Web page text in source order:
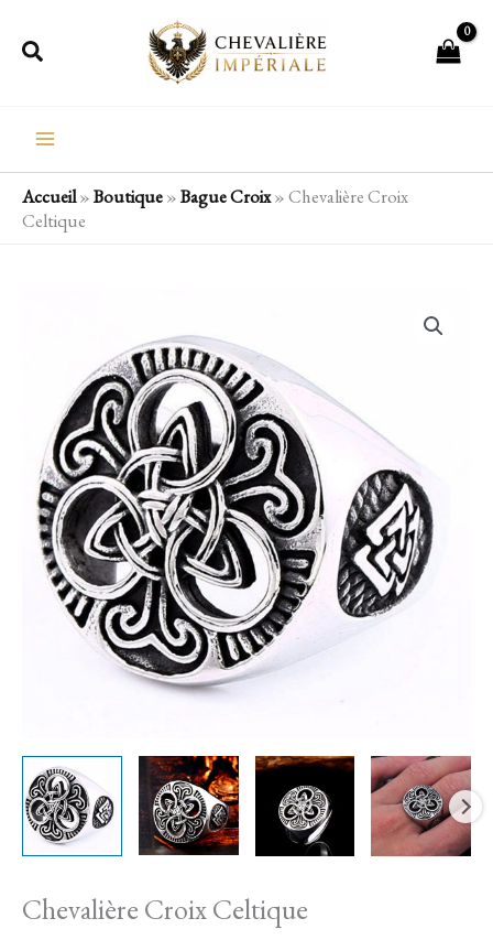
Rechercher
Accueil»Boutique»Bague Croix»Chevalière Croix
Celtique
Chevalière Croix Celtique
Chevalière
Celtique